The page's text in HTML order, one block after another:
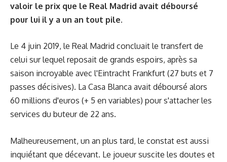
valoir le prix que le Real Madrid avait déboursé
pour lui il y a un an tout pile.
Le 4 juin 2019, le Real Madrid concluait le transfert de
celui sur lequel reposait de grands espoirs, après sa
saison incroyable avec l'Eintracht Frankfurt (27 buts et 7
passes décisives). La Casa Blanca avait déboursé alors
60 millions d'euros (+ 5 en variables) pour s'attacher les
services du buteur de 22 ans.
Malheureusement, un an plus tard, le constat est aussi
inquiétant que décevant. Le joueur suscite les doutes et